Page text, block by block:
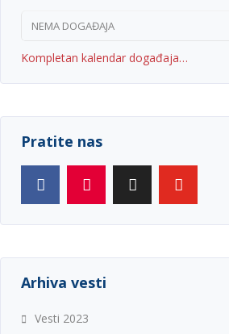
NEMA DOGAĐAJA
Kompletan kalendar događaja…
Pratite nas
Arhiva vesti
Vesti 2023